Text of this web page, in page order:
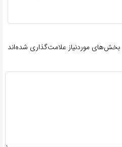
بخش‌های موردنیاز علامت‌گذاری شده‌اند